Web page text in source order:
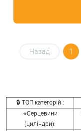
Назад 1
🔒 ТОП категорій :
⭐Серцевини
(циліндри):